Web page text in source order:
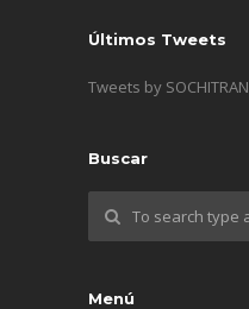
Últimos Tweets
Tweets by SOCHITRAN
Buscar
Menú